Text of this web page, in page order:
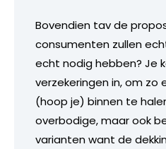
Bovendien tav de
consumenten zullen
echt nodig hebben? Je
verzekeringen in, om zo
(hoop je) binnen te
overbodige, maar ook
varianten want de